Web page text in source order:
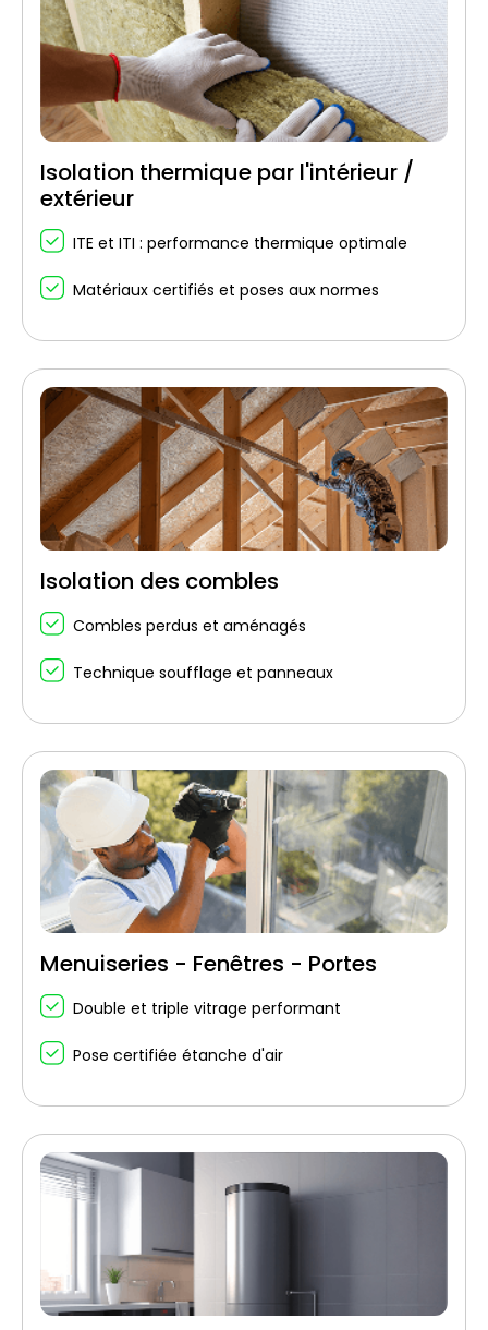
Isolation thermique par l'intérieur /
extérieur
ITE et ITI : performance thermique optimale
Matériaux certifiés et poses aux normes
Isolation des combles
Combles perdus et aménagés
Technique soufflage et panneaux
Menuiseries - Fenêtres - Portes
Double et triple vitrage performant
Pose certifiée étanche d'air